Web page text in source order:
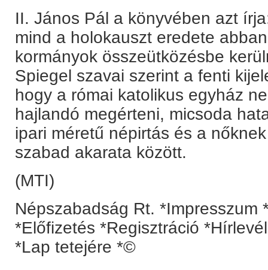
II. János Pál a könyvében azt
mind a holokauszt eredete
kormányok összeütközésbe
Spiegel szavai szerint a fenti
hogy a római katolikus egyház
hajlandó megérteni, micsoda
ipari méretű népirtás és a
szabad akarata között.
(MTI)
Népszabadság Rt. *Impresszum
*Előfizetés *Regisztráció
*Lap tetejére *©